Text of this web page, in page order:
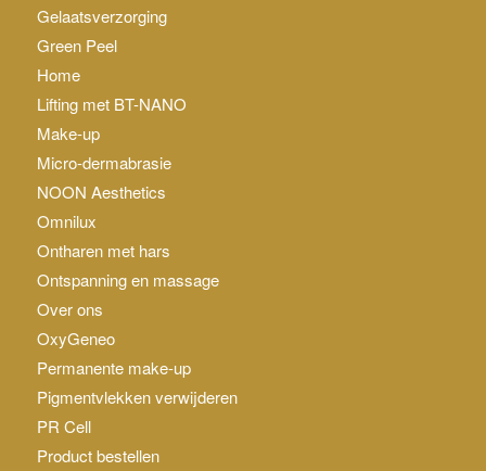
Gelaatsverzorging
Green Peel
Home
Lifting met BT-NANO
Make-up
Micro-dermabrasie
NOON Aesthetics
Omnilux
Ontharen met hars
Ontspanning en massage
Over ons
OxyGeneo
Permanente make-up
Pigmentvlekken verwijderen
PR Cell
Product bestellen